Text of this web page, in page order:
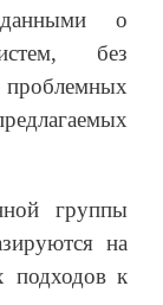
данными о
без
группы
на
подходов к